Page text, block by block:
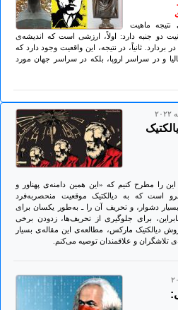
ماهیت
دو جنبه دارد: اولاً، ارزشی است که اندیشه‌ی
ثانیاً، در نتیجه، این واقعیت وجود دارد که
و در سراسر اروپا، بلکه در سراسر جهان مورد
این را مطرح کنیم که «این همین دامنه‌ی پهناور و
است که به دیالکتیک موقعیت منحصربه‌فرد
دشوار، و تحریف آن را ـ به‌طور یکسان برای
برای جلوگیری از تحریف‌ها، زدودن برخی
دیالکتیک مارکس، مطالعه‌ی این مقاله‌ی بسیار
تلاشگران و علاقمندان توصیه می‌کنم.